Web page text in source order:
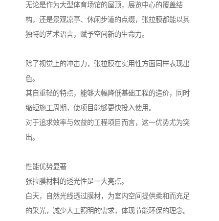
无论是作为大型体育场馆的屋顶，展览中心的覆盖结
构，还是景观凉亭、休闲步道的点缀，张拉膜都能以其
独特的艺术语言，赋予空间新的生命力。
除了视觉上的冲击力，张拉膜在实用性方面同样表现出
色。
其自重轻的特点，能够大幅降低基础工程的造价，同时
缩短施工周期，使项目能够更快投入使用。
对于追求效率与效益的工程项目而言，这一优势尤为突
出。
性能优势显著
张拉膜材料的透光性是一大亮点。
白天，自然光线透过膜材，为室内空间提供柔和而充足
的采光，减少人工照明的需求，体现节能环保的理念。